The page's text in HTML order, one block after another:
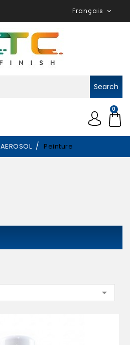
Français
Search
0
AEROSOL Peinture
